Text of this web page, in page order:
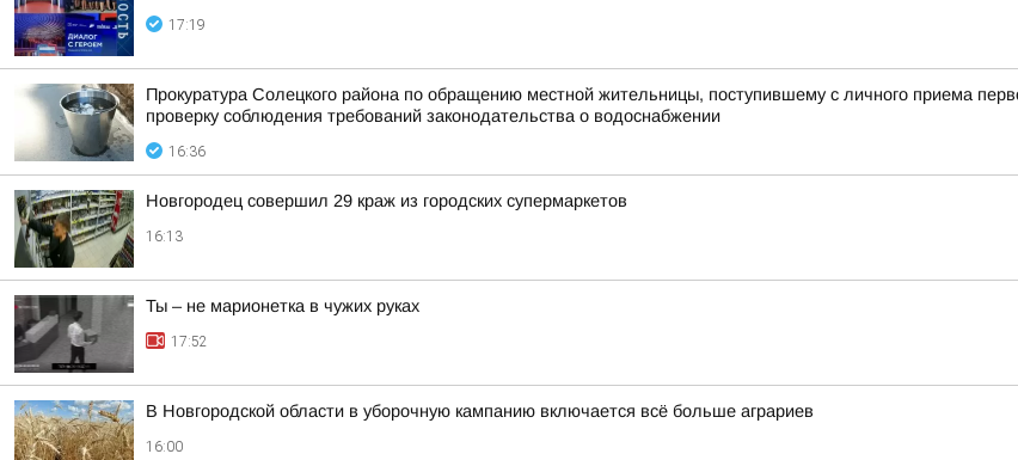
17:19
Прокуратура Солецкого района по обращению местной жительницы, поступившему с личного приема
проверку соблюдения требований законодательства о водоснабжении
16:36
Новгородец совершил 29 краж из городских супермаркетов
16:13
Ты – не марионетка в чужих руках
17:52
В Новгородской области в уборочную кампанию включается всё больше аграриев
16:00